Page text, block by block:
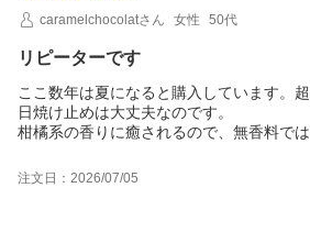
caramelchocolatさん
女性 50代
リピーターです
ここ数年は夏になると購入しています。
日焼け止めは大丈夫なのです。
柑橘系の香りに癒されるので、無香料で
塗るとしっとりしますがべたつきません
ます。
注文日：2026/07/05